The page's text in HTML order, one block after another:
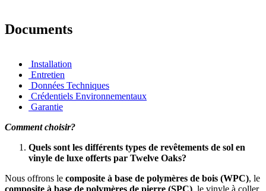
Documents
Installation
Entretien
Données Techniques
Crédentiels Environnementaux
Garantie
Comment choisir?
Quels sont les différents types de revêtements de sol en
vinyle de luxe offerts par Twelve Oaks?
Nous offrons le composite à base de polymères de bois (WPC), le